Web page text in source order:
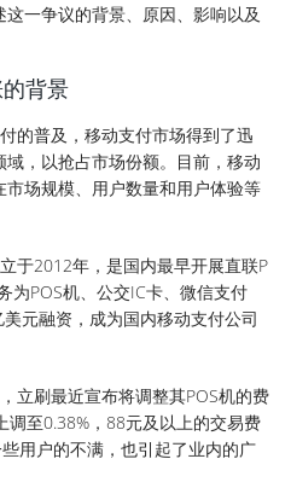
一争议的背景、原因、影响以及
背景
的普及，移动支付市场得到了迅
，以抢占市场份额。目前，移动
场规模、用户数量和用户体验等
于2012年，是国内最早开展直联P
为POS机、公交IC卡、微信支付
元融资，成为国内移动支付公司
立刷最近宣布将调整其POS机的费
至0.38%，88元及以上的交易费
用户的不满，也引起了业内的广